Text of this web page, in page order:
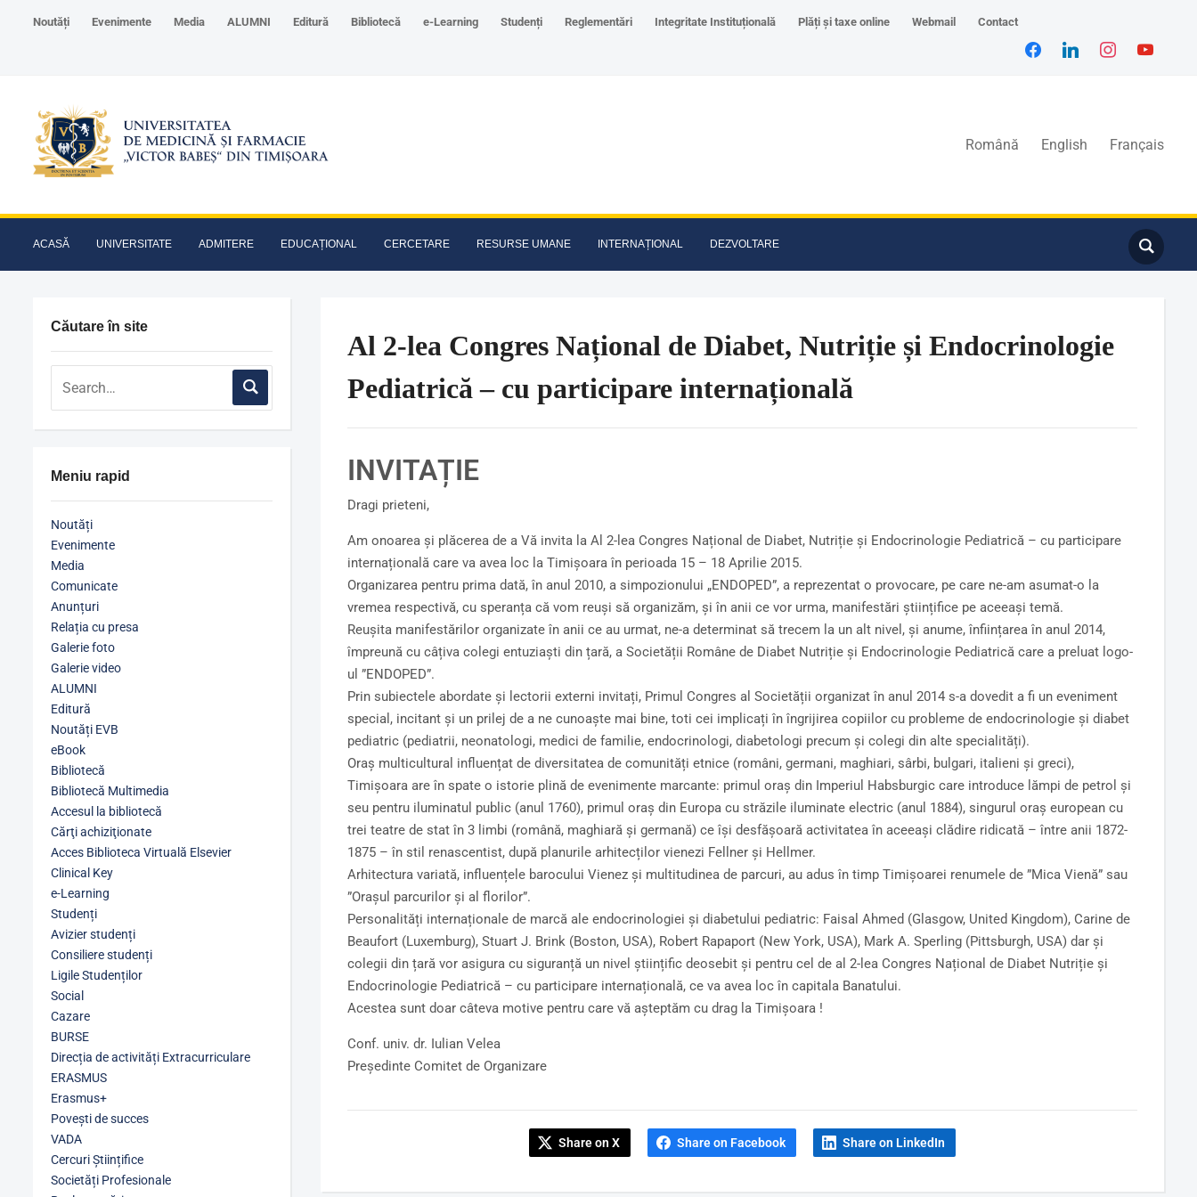
Noutăți Evenimente Media ALUMNI Editură Bibliotecă e-Learning Studenți Reglementări Integritate Instituțională Plăți și taxe online Webmail Contact
Română English Français
ACASĂ UNIVERSITATE ADMITERE EDUCAȚIONAL CERCETARE RESURSE UMANE INTERNAȚIONAL DEZVOLTARE
Căutare în site
Meniu rapid
Noutăți
Evenimente
Media
Comunicate
Anunțuri
Relația cu presa
Galerie foto
Galerie video
ALUMNI
Editură
Noutăți EVB
eBook
Bibliotecă
Bibliotecă Multimedia
Accesul la bibliotecă
Cărţi achiziţionate
Acces Biblioteca Virtuală Elsevier
Clinical Key
e-Learning
Studenți
Avizier studenți
Consiliere studenți
Ligile Studenților
Social
Cazare
BURSE
Direcția de activități Extracurriculare
ERASMUS
Erasmus+
Povești de succes
VADA
Cercuri Științifice
Societăți Profesionale
Al 2-lea Congres Național de Diabet, Nutriție și Endocrinologie
Pediatrică – cu participare internațională
INVITAȚIE
Dragi prieteni,
Am onoarea și plăcerea de a Vă invita la Al 2-lea Congres Național de Diabet, Nutriție și Endocrinologie Pediatrică – cu participare
internațională care va avea loc la Timișoara în perioada 15 – 18 Aprilie 2015.
Organizarea pentru prima dată, în anul 2010, a simpozionului „ENDOPED”, a reprezentat o provocare, pe care ne-am asumat-o la
vremea respectivă, cu speranța că vom reuși să organizăm, și în anii ce vor urma, manifestări științifice pe aceeași temă.
Reușita manifestărilor organizate în anii ce au urmat, ne-a determinat să trecem la un alt nivel, și anume, înființarea în anul 2014,
împreună cu câțiva colegi entuziaști din țară, a Societății Române de Diabet Nutriție și Endocrinologie Pediatrică care a preluat logo-
ul ”ENDOPED”.
Prin subiectele abordate și lectorii externi invitați, Primul Congres al Societății organizat în anul 2014 s-a dovedit a fi un eveniment
special, incitant și un prilej de a ne cunoaște mai bine, toti cei implicați în îngrijirea copiilor cu probleme de endocrinologie și diabet
pediatric (pediatrii, neonatologi, medici de familie, endocrinologi, diabetologi precum și colegi din alte specialități).
Oraș multicultural influențat de diversitatea de comunități etnice (români, germani, maghiari, sârbi, bulgari, italieni și greci),
Timișoara are în spate o istorie plină de evenimente marcante: primul oraș din Imperiul Habsburgic care introduce lămpi de petrol și
seu pentru iluminatul public (anul 1760), primul oraș din Europa cu străzile iluminate electric (anul 1884), singurul oraș european cu
trei teatre de stat în 3 limbi (română, maghiară și germană) ce își desfășoară activitatea în aceeași clădire ridicată – între anii 1872-
1875 – în stil renascentist, după planurile arhitecților vienezi Fellner și Hellmer.
Arhitectura variată, influențele barocului Vienez și multitudinea de parcuri, au adus în timp Timișoarei renumele de ”Mica Vienă” sau
”Orașul parcurilor și al florilor”.
Personalități internaționale de marcă ale endocrinologiei și diabetului pediatric: Faisal Ahmed (Glasgow, United Kingdom), Carine de
Beaufort (Luxemburg), Stuart J. Brink (Boston, USA), Robert Rapaport (New York, USA), Mark A. Sperling (Pittsburgh, USA) dar și
colegii din țară vor asigura cu siguranță un nivel științific deosebit și pentru cel de al 2-lea Congres Național de Diabet Nutriție și
Endocrinologie Pediatrică – cu participare internațională, ce va avea loc în capitala Banatului.
Acestea sunt doar câteva motive pentru care vă așteptăm cu drag la Timișoara !
Conf. univ. dr. Iulian Velea
Președinte Comitet de Organizare
Share on X Share on Facebook Share on LinkedIn